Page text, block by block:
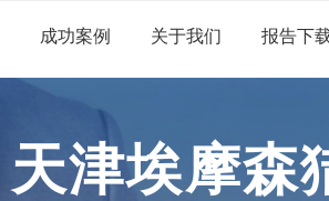
成功案例 关于我们 报告下
天津埃摩森